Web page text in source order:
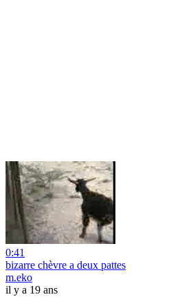
0:41
bizarre chèvre a deux pattes
m.eko
il y a 19 ans